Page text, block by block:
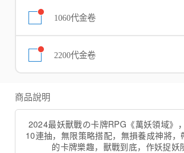
1060代金卷
2200代金卷
商品說明
2024最妖獸戰の卡牌RPG《萬妖領域》
10連抽，無限策略搭配，無損養成神將，
的卡牌樂趣，獸戰到底，作妖捉妖